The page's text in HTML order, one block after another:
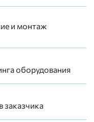
и монтаж
оборудования
заказчика